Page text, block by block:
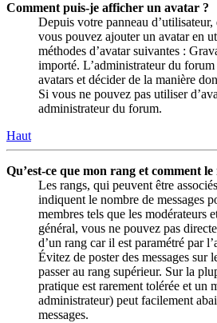
Comment puis-je afficher un avatar ?
Depuis votre panneau
vous pouvez ajouter un avatar en
méthodes d’avatar suivantes :
importé. L’administrateur du
avatars et décider de la manière
Si vous ne pouvez pas utiliser
administrateur du forum.
Haut
Qu’est-ce que mon rang et comment
Les rangs, qui peuvent être
indiquent le nombre de messages
membres tels que les modérateurs
général, vous ne pouvez pas
d’un rang car il est paramétré par
Évitez de poster des messages sur
passer au rang supérieur. Sur la
pratique est rarement tolérée et un
administrateur) peut facilement
messages.